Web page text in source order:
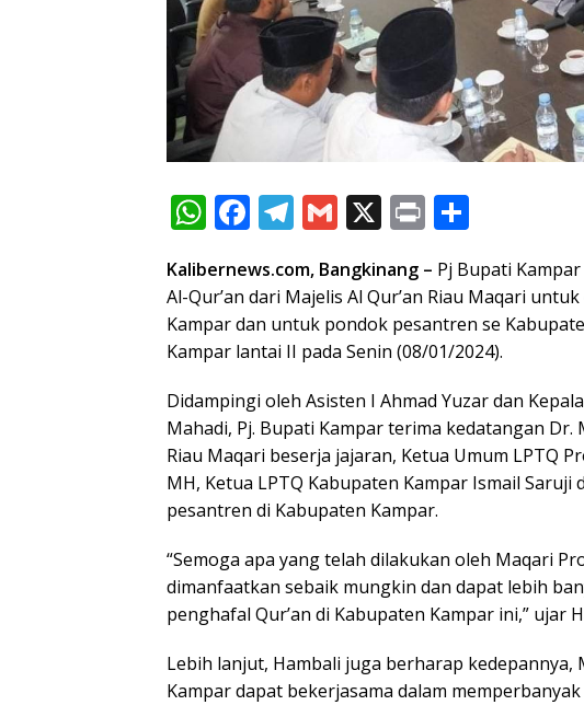
W
at
s
A
p
p
F
e
b
o
o
k
T
e
gr
a
m
G
ai
l
X Pr
t ar
e
Kalibernews.com, Bangkinang – Pj Bupati
Al-Qur’an dari Majelis Al Qur’an Riau Maqari
Kampar dan untuk pondok pesantren se
Kampar lantai II pada Senin (08/01/2024).
Didampingi oleh Asisten I Ahmad Yuzar dan
Mahadi, Pj. Bupati Kampar terima kedatangan
Riau Maqari beserja jajaran, Ketua Umum LPTQ
MH, Ketua LPTQ Kabupaten Kampar Ismail
pesantren di Kabupaten Kampar.
“Semoga apa yang telah dilakukan oleh Maqari
dimanfaatkan sebaik mungkin dan dapat lebih
penghafal Qur’an di Kabupaten Kampar ini,” ujar
Lebih lanjut, Hambali juga berharap
Kampar dapat bekerjasama dalam memperbanyak